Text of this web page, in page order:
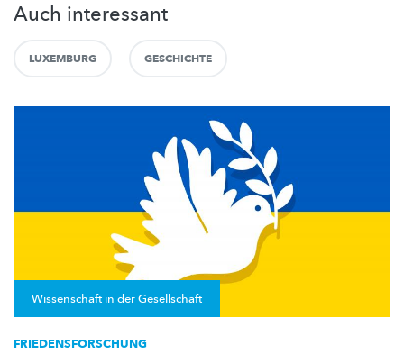
Auch interessant
LUXEMBURG GESCHICHTE
Wissenschaft in der Gesellschaft
FRIEDENSFORSCHUNG